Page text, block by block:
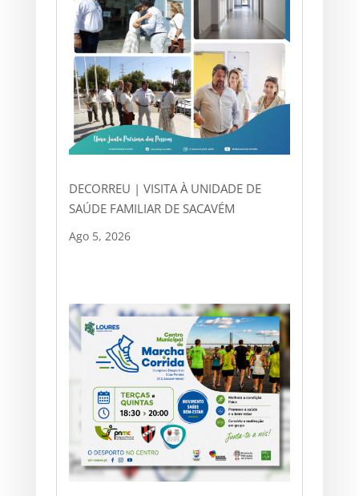
DECORREU | VISITA À UNIDADE DE
SAÚDE FAMILIAR DE SACAVÉM
Ago 5, 2026